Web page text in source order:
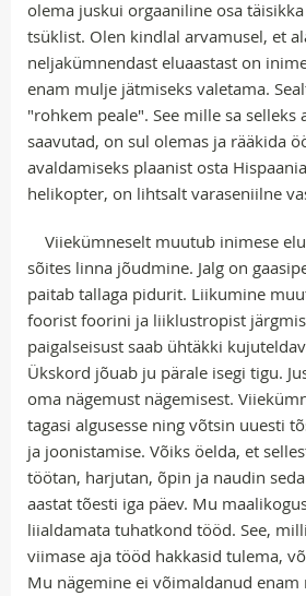
olema juskui orgaaniline osa
tsüklist. Olen kindlal arvamusel, et
neljakümnendast eluaastast on
enam mulje jätmiseks valetama.
"rohkem peale". See mille sa selleks
saavutad, on sul olemas ja rääkida
avaldamiseks plaanist osta
helikopter, on lihtsalt varaseniilne
Viiekümneselt muutub inimese
sõites linna jõudmine. Jalg on
paitab tallaga pidurit. Liikumine
foorist foorini ja liiklustropist
paigalseisust saab ühtäkki
Ükskord jõuab ju pärale isegi tigu.
oma nägemust nägemisest.
tagasi algusesse ning võtsin uuesti
ja joonistamise. Võiks öelda, et
töötan, harjutan, õpin ja naudin
aastat tõesti iga päev. Mu
liialdamata tuhatkond tööd. See,
viimase aja tööd hakkasid tulema,
Mu nägemine ei võimaldanud enam